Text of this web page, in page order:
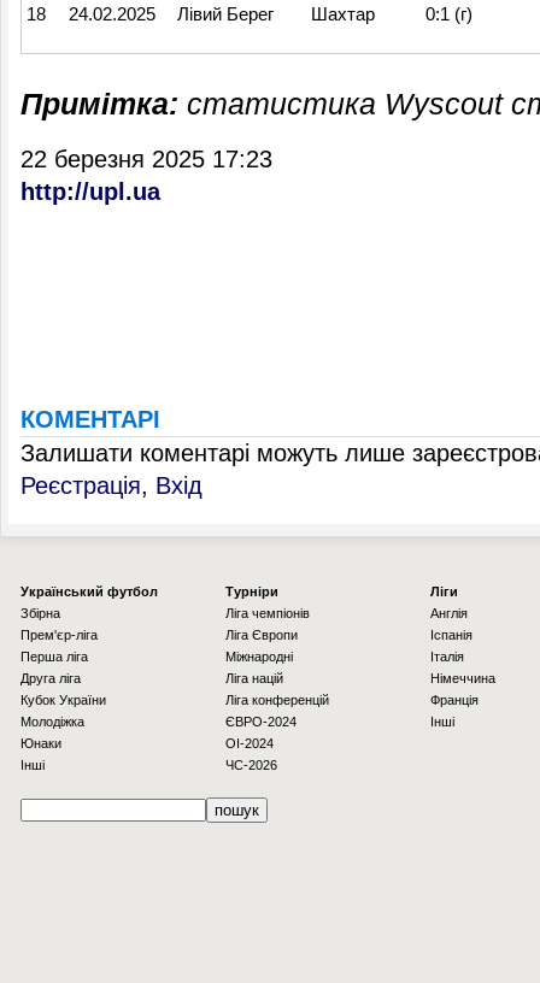
18 24.02.2025 Лівий Берег Шахтар 0:1 (г)
Примітка: статистика Wyscout
22 березня 2025 17:23
http://upl.ua
КОМЕНТАРІ
Залишати коментарі можуть лише
Реєстрація, Вхід
Українcький футбол
Збірна
Прем'єр-ліга
Перша ліга
Друга ліга
Кубок України
Молодіжка
Юнаки
Інші
Турніри
Ліга чемпіонів
Ліга Європи
Міжнародні
Ліга націй
Ліга конференцій
ЄВРО-2024
OI-2024
ЧС-2026
Ліги
Англія
Іспанія
Італія
Німеччина
Франція
Інші